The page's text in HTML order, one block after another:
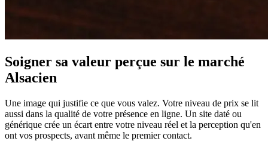
Soigner sa valeur perçue sur le marché
Alsacien
Une image qui justifie ce que vous valez. Votre niveau de prix se lit
aussi dans la qualité de votre présence en ligne. Un site daté ou
générique crée un écart entre votre niveau réel et la perception qu'en
ont vos prospects, avant même le premier contact.